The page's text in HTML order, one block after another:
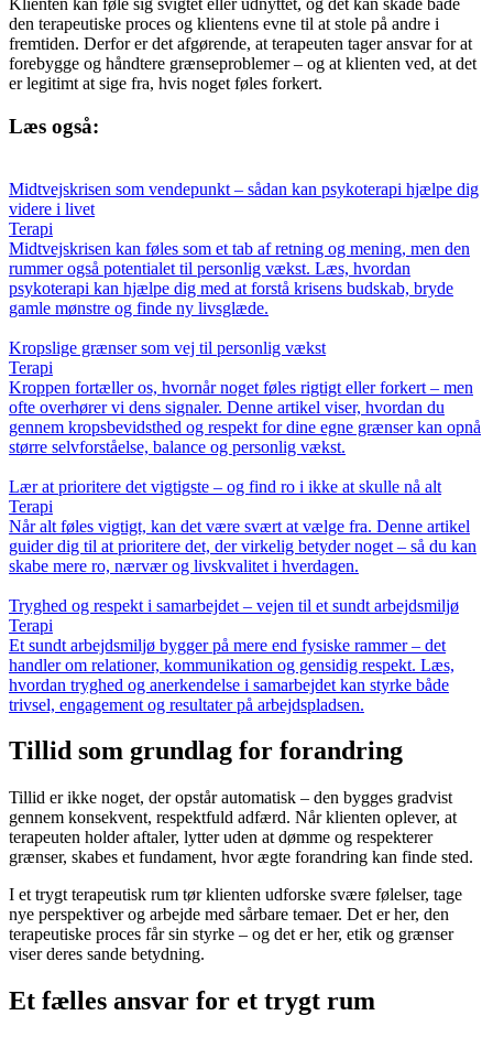
Klienten kan føle sig svigtet eller udnyttet, og det kan skade både
den terapeutiske proces og klientens evne til at stole på andre i
fremtiden. Derfor er det afgørende, at terapeuten tager ansvar for at
forebygge og håndtere grænseproblemer – og at klienten ved, at det
er legitimt at sige fra, hvis noget føles forkert.
Læs også:
Midtvejskrisen som vendepunkt – sådan kan psykoterapi hjælpe dig
videre i livet
Terapi
Midtvejskrisen kan føles som et tab af retning og mening, men den
rummer også potentialet til personlig vækst. Læs, hvordan
psykoterapi kan hjælpe dig med at forstå krisens budskab, bryde
gamle mønstre og finde ny livsglæde.
Kropslige grænser som vej til personlig vækst
Terapi
Kroppen fortæller os, hvornår noget føles rigtigt eller forkert – men
ofte overhører vi dens signaler. Denne artikel viser, hvordan du
gennem kropsbevidsthed og respekt for dine egne grænser kan opnå
større selvforståelse, balance og personlig vækst.
Lær at prioritere det vigtigste – og find ro i ikke at skulle nå alt
Terapi
Når alt føles vigtigt, kan det være svært at vælge fra. Denne artikel
guider dig til at prioritere det, der virkelig betyder noget – så du kan
skabe mere ro, nærvær og livskvalitet i hverdagen.
Tryghed og respekt i samarbejdet – vejen til et sundt arbejdsmiljø
Terapi
Et sundt arbejdsmiljø bygger på mere end fysiske rammer – det
handler om relationer, kommunikation og gensidig respekt. Læs,
hvordan tryghed og anerkendelse i samarbejdet kan styrke både
trivsel, engagement og resultater på arbejdspladsen.
Tillid som grundlag for forandring
Tillid er ikke noget, der opstår automatisk – den bygges gradvist
gennem konsekvent, respektfuld adfærd. Når klienten oplever, at
terapeuten holder aftaler, lytter uden at dømme og respekterer
grænser, skabes et fundament, hvor ægte forandring kan finde sted.
I et trygt terapeutisk rum tør klienten udforske svære følelser, tage
nye perspektiver og arbejde med sårbare temaer. Det er her, den
terapeutiske proces får sin styrke – og det er her, etik og grænser
viser deres sande betydning.
Et fælles ansvar for et trygt rum